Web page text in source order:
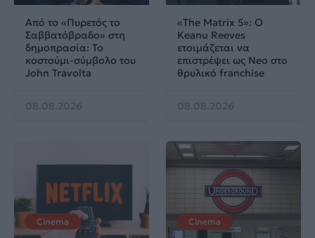
Από το «Πυρετός το
Σαββατόβραδο» στη
δημοπρασία: Το
κοστούμι-σύμβολο του
John Travolta
08.08.2026
«The Matrix 5»: Ο
Keanu Reeves
ετοιμάζεται να
επιστρέψει ως Neo στο
θρυλικό franchise
08.08.2026
Cinema Cinema